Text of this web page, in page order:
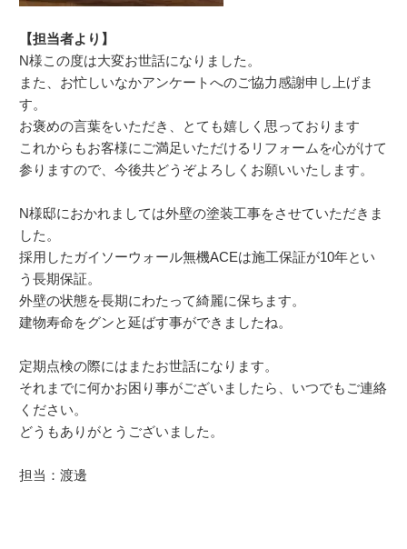
【担当者より】
N様この度は大変お世話になりました。
また、お忙しいなかアンケートへのご協力感謝申し上げま
す。
お褒めの言葉をいただき、とても嬉しく思っております
これからもお客様にご満足いただけるリフォームを心がけて
参りますので、今後共どうぞよろしくお願いいたします。
N様邸におかれましては外壁の塗装工事をさせていただきま
した。
採用したガイソーウォール無機ACEは施工保証が10年とい
う長期保証。
外壁の状態を長期にわたって綺麗に保ちます。
建物寿命をグンと延ばす事ができましたね。
定期点検の際にはまたお世話になります。
それまでに何かお困り事がございましたら、いつでもご連絡
ください。
どうもありがとうございました。
担当：渡邊